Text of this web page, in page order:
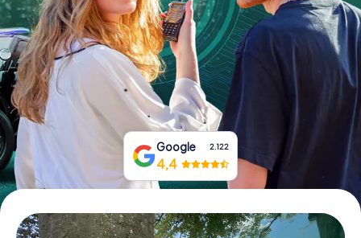
Tickets buchen
Gutscheine bestellen
Google 2.122
4,4